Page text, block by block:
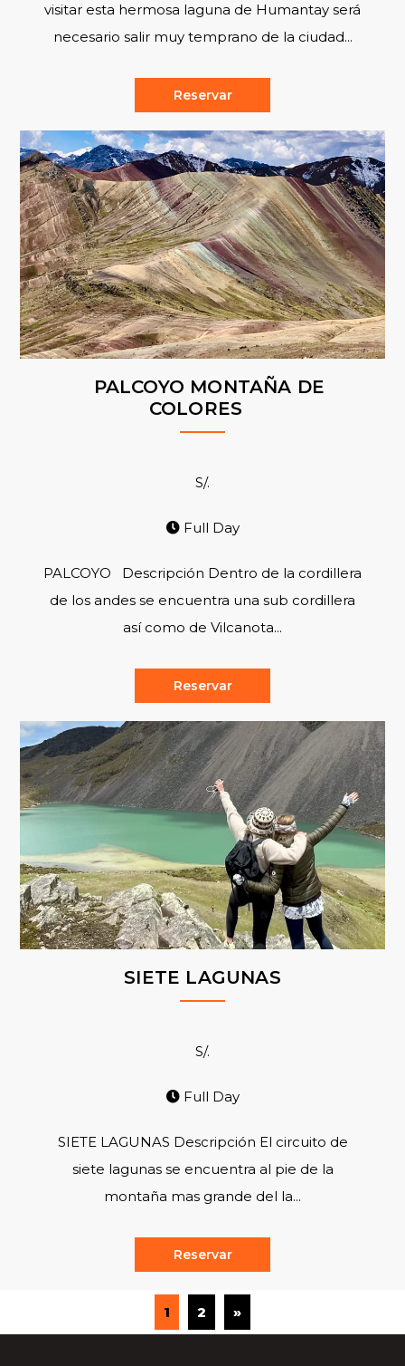
visitar esta hermosa laguna de Humantay será
necesario salir muy temprano de la ciudad...
Reservar
PALCOYO MONTAÑA DE
COLORES
S/.
Full Day
PALCOYO Descripción Dentro de la cordillera
de los andes se encuentra una sub cordillera
así como de Vilcanota...
Reservar
SIETE LAGUNAS
S/.
Full Day
SIETE LAGUNAS Descripción El circuito de
siete lagunas se encuentra al pie de la
montaña mas grande del la...
Reservar
1 2 »